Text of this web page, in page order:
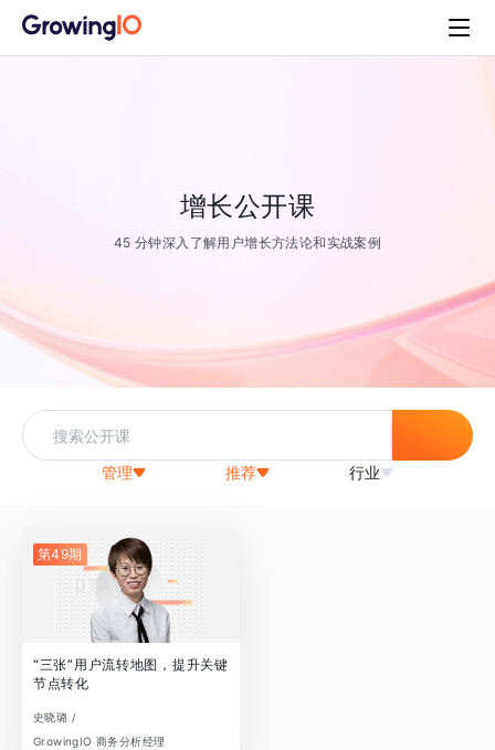
增长公开课
45 分钟深入了解用户增长方法论和实战案例
管理 推荐 行业
第49期
“三张”用户流转地图，提升关键
节点转化
史晓璐 /
GrowingIO 商务分析经理